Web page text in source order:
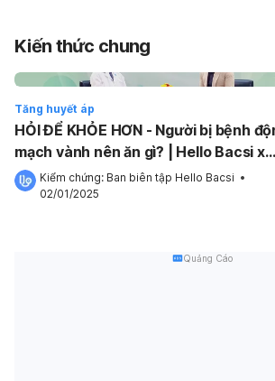
Kiến thức chung
Tăng huyết áp
HỎI ĐỂ KHỎE HƠN - Người bị bệnh
mạch vành nên ăn gì? | Hello Bacsi x
SANOFIKiểm chứng: Ban biên tập Hello Bacsi •
02/01/2025
Quảng Cáo